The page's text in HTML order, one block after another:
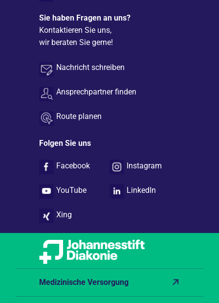
Sie haben Fragen an uns?
Kontaktieren Sie uns,
wir beraten Sie gerne!
Nachricht schreiben
Ansprechpartner finden
Route planen
Folgen Sie uns
Facebook Instagram
YouTube LinkedIn
Xing
Medizinische Versorgung